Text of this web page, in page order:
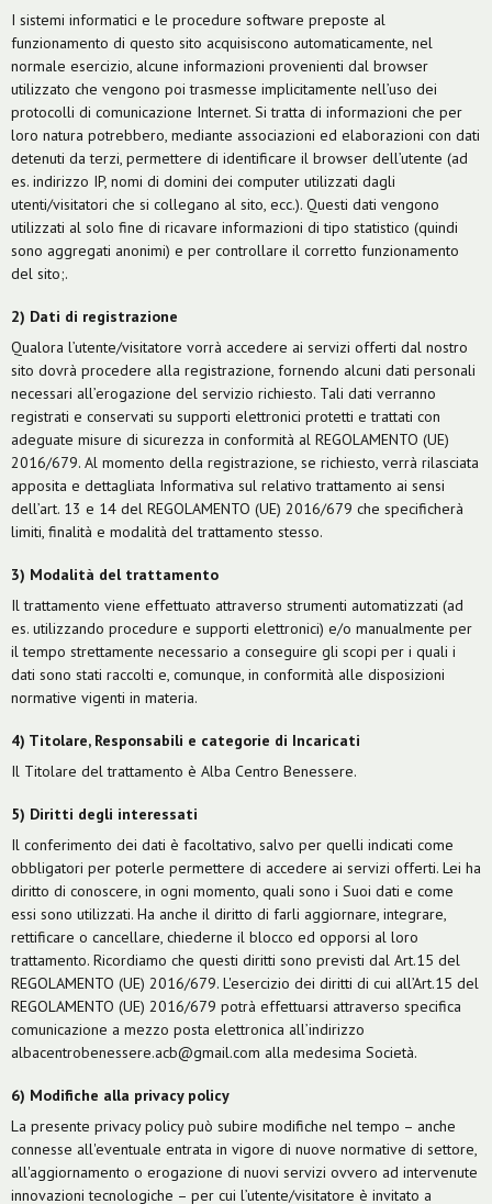
I sistemi informatici e le procedure software preposte al
funzionamento di questo sito acquisiscono automaticamente, nel
normale esercizio, alcune informazioni provenienti dal browser
utilizzato che vengono poi trasmesse implicitamente nell’uso dei
protocolli di comunicazione Internet. Si tratta di informazioni che per
loro natura potrebbero, mediante associazioni ed elaborazioni con dati
detenuti da terzi, permettere di identificare il browser dell’utente (ad
es. indirizzo IP, nomi di domini dei computer utilizzati dagli
utenti/visitatori che si collegano al sito, ecc.). Questi dati vengono
utilizzati al solo fine di ricavare informazioni di tipo statistico (quindi
sono aggregati anonimi) e per controllare il corretto funzionamento
del sito;.
2) Dati di registrazione
Qualora l’utente/visitatore vorrà accedere ai servizi offerti dal nostro
sito dovrà procedere alla registrazione, fornendo alcuni dati personali
necessari all’erogazione del servizio richiesto. Tali dati verranno
registrati e conservati su supporti elettronici protetti e trattati con
adeguate misure di sicurezza in conformità al REGOLAMENTO (UE)
2016/679. Al momento della registrazione, se richiesto, verrà rilasciata
apposita e dettagliata Informativa sul relativo trattamento ai sensi
dell’art. 13 e 14 del REGOLAMENTO (UE) 2016/679 che specificherà
limiti, finalità e modalità del trattamento stesso.
3) Modalità del trattamento
Il trattamento viene effettuato attraverso strumenti automatizzati (ad
es. utilizzando procedure e supporti elettronici) e/o manualmente per
il tempo strettamente necessario a conseguire gli scopi per i quali i
dati sono stati raccolti e, comunque, in conformità alle disposizioni
normative vigenti in materia.
4) Titolare, Responsabili e categorie di Incaricati
Il Titolare del trattamento è Alba Centro Benessere.
5) Diritti degli interessati
Il conferimento dei dati è facoltativo, salvo per quelli indicati come
obbligatori per poterle permettere di accedere ai servizi offerti. Lei ha
diritto di conoscere, in ogni momento, quali sono i Suoi dati e come
essi sono utilizzati. Ha anche il diritto di farli aggiornare, integrare,
rettificare o cancellare, chiederne il blocco ed opporsi al loro
trattamento. Ricordiamo che questi diritti sono previsti dal Art.15 del
REGOLAMENTO (UE) 2016/679. L'esercizio dei diritti di cui all’Art.15 del
REGOLAMENTO (UE) 2016/679 potrà effettuarsi attraverso specifica
comunicazione a mezzo posta elettronica all’indirizzo
albacentrobenessere.acb@gmail.com alla medesima Società.
6) Modifiche alla privacy policy
La presente privacy policy può subire modifiche nel tempo – anche
connesse all'eventuale entrata in vigore di nuove normative di settore,
all'aggiornamento o erogazione di nuovi servizi ovvero ad intervenute
innovazioni tecnologiche – per cui l’utente/visitatore è invitato a